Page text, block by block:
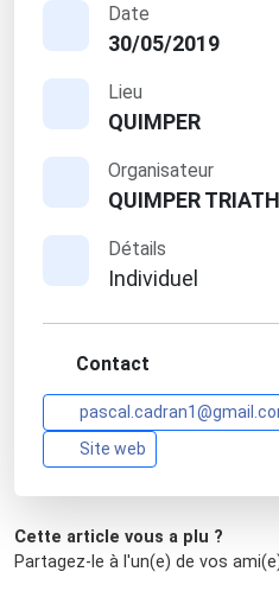
Date
30/05/2019
Lieu
QUIMPER
Organisateur
QUIMPER
Détails
Individuel
Contact
Site web
Cette article vous a plu ?
Partagez-le à l'un(e) de vos